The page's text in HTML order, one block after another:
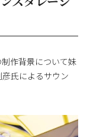
作背景について妹
氏によるサウン